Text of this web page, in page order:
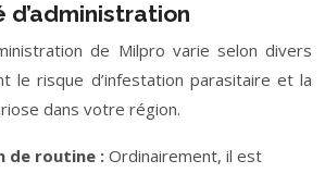
de Milpro varie selon divers
le risque d’infestation parasitaire et la
dans votre région.
de routine : Ordinairement, il est